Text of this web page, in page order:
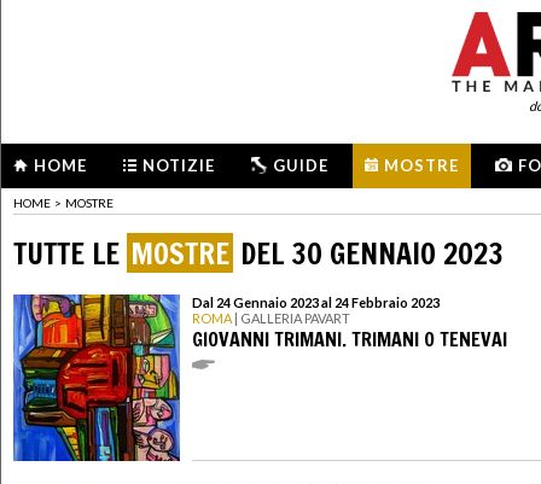
HOME NOTIZIE GUIDE MOSTRE
HOME > MOSTRE
TUTTE LE MOSTRE DEL 30 GENNAIO 2023
Dal 24 Gennaio 2023 al 24 Febbraio 2023
ROMA | GALLERIA PAVART
GIOVANNI TRIMANI. TRIMANI O TENEVAI